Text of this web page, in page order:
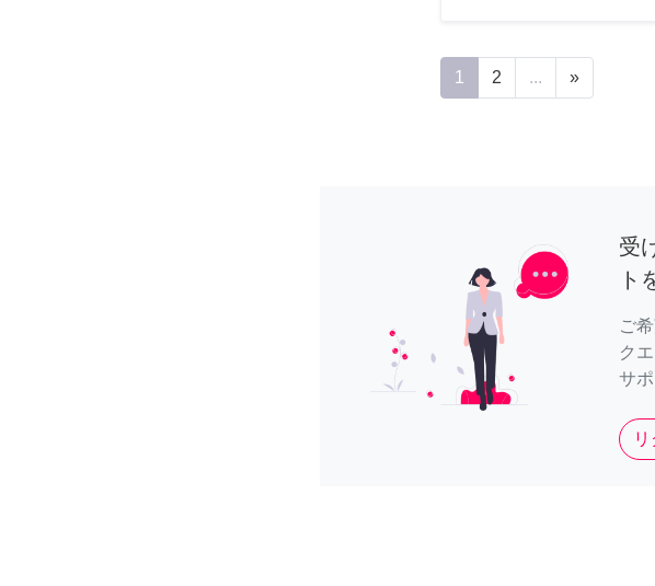
1 2 ... »
受
ト
ご
ク
サ